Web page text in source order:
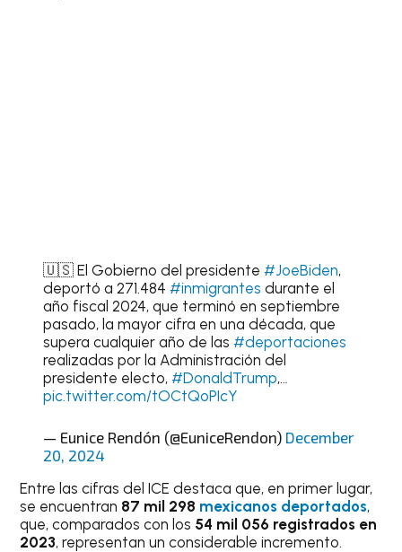
🇺🇸 El Gobierno del presidente #JoeBiden,
deportó a 271.484 #inmigrantes durante el
año fiscal 2024, que terminó en septiembre
pasado, la mayor cifra en una década, que
supera cualquier año de las #deportaciones
realizadas por la Administración del
presidente electo, #DonaldTrump,…
pic.twitter.com/tOCtQoPIcY
— Eunice Rendón (@EuniceRendon) December
20, 2024
Entre las cifras del ICE destaca que, en primer lugar,
se encuentran 87 mil 298 mexicanos deportados,
que, comparados con los 54 mil 056 registrados en
2023, representan un considerable incremento.